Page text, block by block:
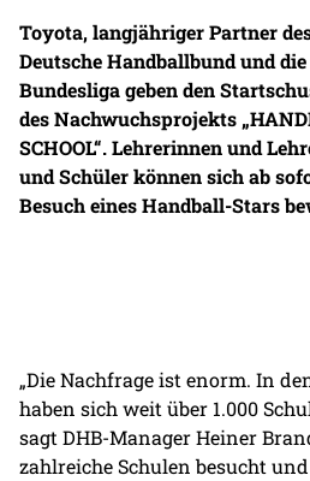
Toyota, langjähriger Partner
Deutsche Handballbund und
Bundesliga geben den
des Nachwuchsprojekts
SCHOOL“. Lehrerinnen und
und Schüler können sich ab
Besuch eines Handball-Stars
„Die Nachfrage ist enorm. In
haben sich weit über 1.000
sagt DHB-Manager Heiner
zahlreiche Schulen besucht